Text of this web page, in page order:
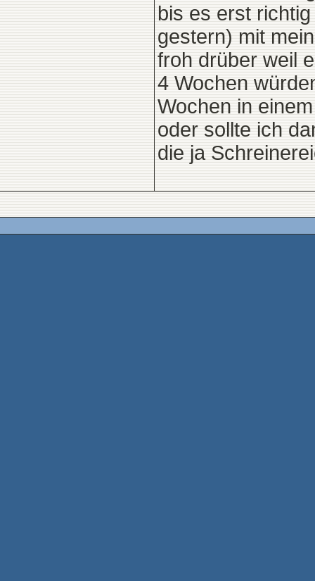
bis es erst
gestern) mit
froh drüber weil
4 Wochen
Wochen in
oder sollte ich
die ja